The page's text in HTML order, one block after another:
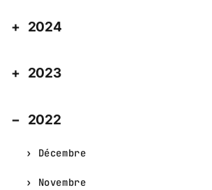
2024
2023
2022
Décembre
Novembre